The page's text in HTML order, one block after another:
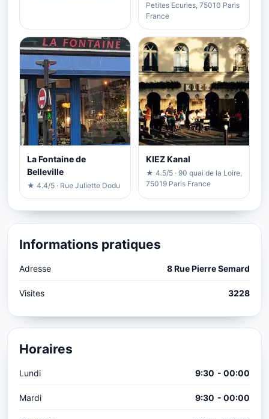
Petites Ecuries, 75010 Paris
France
La Fontaine de
Belleville
★ 4.4/5 · Rue Juliette Dodu
KIEZ Kanal
★ 4.5/5 · 90 quai de la Loire,
75019 Paris France
Informations pratiques
Adresse 8 Rue Pierre Semard
Visites 3228
Horaires
Lundi 9:30 - 00:00
Mardi 9:30 - 00:00